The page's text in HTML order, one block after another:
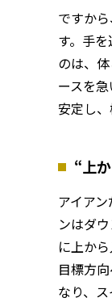
ですか
す。手
のは、
ースを
安定し
“上
アイア
ンはダ
に上か
目標方
なり、